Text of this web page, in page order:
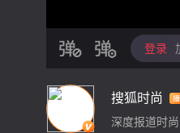
登录
搜狐时尚
深度报道时